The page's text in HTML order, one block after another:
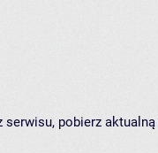
serwisu, pobierz